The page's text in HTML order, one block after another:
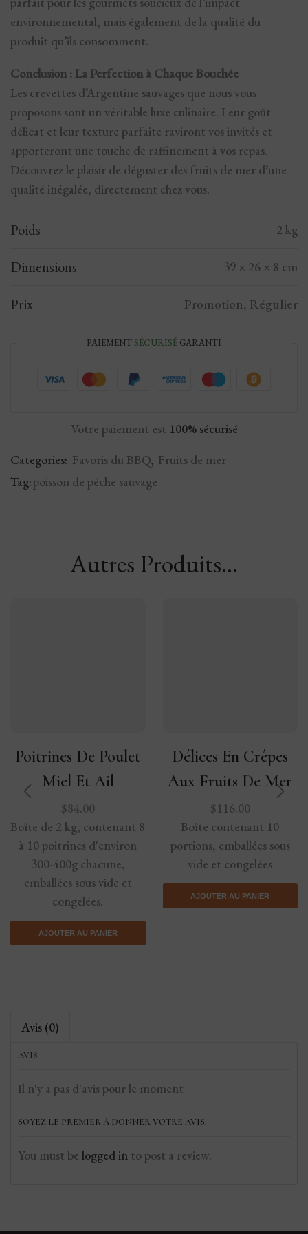
environnemental, mais également de la qualité du
produit qu’ils consomment.
Conclusion : La Perfection à Chaque Bouchée
Les crevettes d’Argentine sauvages que nous vous
proposons sont un véritable luxe culinaire. Leur goût
délicat et leur texture parfaite raviront vos invités et
apporteront une touche de raffinement à vos repas.
Découvrez le plaisir de déguster des fruits de mer d’une
qualité inégalée, directement chez vous.
Poids 2 kg
Dimensions 39 × 26 × 8 cm
Prix Promotion, Régulier
PAIEMENT SÉCURISÉ GARANTI
Votre paiement est 100% sécurisé
Categories: Favoris du BBQ, Fruits de mer
Tag:poisson de pêche sauvage
Autres Produits...
Poitrines De Poulet
Miel Et Ail
$84.00
Boîte de 2 kg, contenant 8
à 10 poitrines d'environ
300-400g chacune,
emballées sous vide et
congelées.
AJOUTER AU PANIER
Délices En Crêpes
Aux Fruits De Mer
$116.00
Boîte contenant 10
portions, emballées sous
vide et congelées
AJOUTER AU PANIER
Avis (0)
AVIS
Il n'y a pas d'avis pour le moment
SOYEZ LE PREMIER À DONNER VOTRE AVIS.
You must be logged in to post a review.